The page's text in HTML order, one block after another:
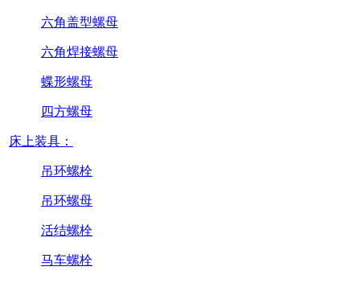
六角盖型螺母
六角焊接螺母
蝶形螺母
四方螺母
床上装具：
吊环螺栓
吊环螺母
活结螺栓
马车螺栓